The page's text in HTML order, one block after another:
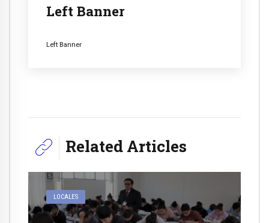
Left Banner
Left Banner
Related Articles
LOCALES